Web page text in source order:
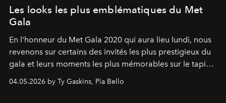
Les looks les plus emblématiques du Met
Gala
En l'honneur du Met Gala 2020 qui aura lieu lundi, nous
revenons sur certains des invités les plus prestigieux du
gala et leurs moments les plus mémorables sur le tapis
04.05.2026 by Ty Gaskins, Pia Bello